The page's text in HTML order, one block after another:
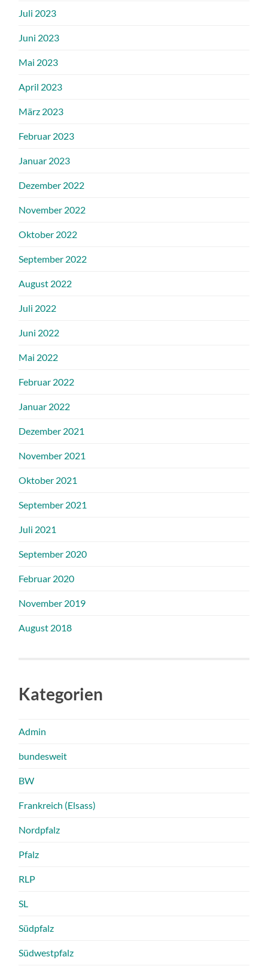
Juli 2023
Juni 2023
Mai 2023
April 2023
März 2023
Februar 2023
Januar 2023
Dezember 2022
November 2022
Oktober 2022
September 2022
August 2022
Juli 2022
Juni 2022
Mai 2022
Februar 2022
Januar 2022
Dezember 2021
November 2021
Oktober 2021
September 2021
Juli 2021
September 2020
Februar 2020
November 2019
August 2018
Kategorien
Admin
bundesweit
BW
Frankreich (Elsass)
Nordpfalz
Pfalz
RLP
SL
Südpfalz
Südwestpfalz